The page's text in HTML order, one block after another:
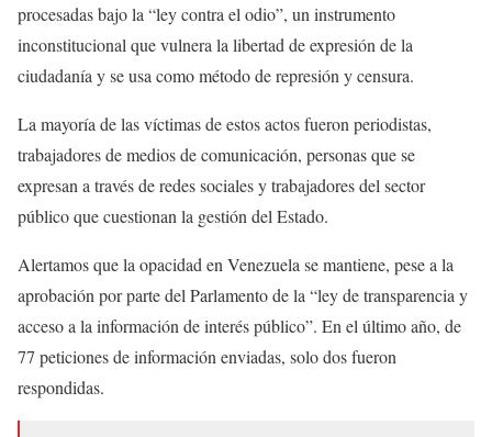
procesadas bajo la “ley contra el odio”, un instrumento
inconstitucional que vulnera la libertad de expresión de la
ciudadanía y se usa como método de represión y censura.
La mayoría de las víctimas de estos actos fueron periodistas,
trabajadores de medios de comunicación, personas que se
expresan a través de redes sociales y trabajadores del sector
público que cuestionan la gestión del Estado.
Alertamos que la opacidad en Venezuela se mantiene, pese a la
aprobación por parte del Parlamento de la “ley de transparencia y
acceso a la información de interés público”. En el último año, de
77 peticiones de información enviadas, solo dos fueron
respondidas.